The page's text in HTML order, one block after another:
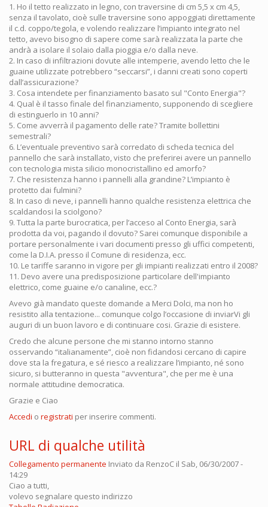
1. Ho il tetto realizzato in legno, con traversine di cm 5,5 x cm 4,5,
senza il tavolato, cioè sulle traversine sono appoggiati direttamente
il c.d. coppo/tegola, e volendo realizzare l’impianto integrato nel
tetto, avevo bisogno di sapere come sarà realizzata la parte che
andrà a isolare il solaio dalla pioggia e/o dalla neve.
2. In caso di infiltrazioni dovute alle intemperie, avendo letto che le
guaine utilizzate potrebbero “seccarsi”, i danni creati sono coperti
dall’assicurazione?
3. Cosa intendete per finanziamento basato sul "Conto Energia"?
4. Qual è il tasso finale del finanziamento, supponendo di scegliere
di estinguerlo in 10 anni?
5. Come avverrà il pagamento delle rate? Tramite bollettini
semestrali?
6. L’eventuale preventivo sarà corredato di scheda tecnica del
pannello che sarà installato, visto che preferirei avere un pannello
con tecnologia mista silicio monocristallino ed amorfo?
7. Che resistenza hanno i pannelli alla grandine? L’impianto è
protetto dai fulmini?
8. In caso di neve, i pannelli hanno qualche resistenza elettrica che
scaldandosi la sciolgono?
9. Tutta la parte burocratica, per l’acceso al Conto Energia, sarà
prodotta da voi, pagando il dovuto? Sarei comunque disponibile a
portare personalmente i vari documenti presso gli uffici competenti,
come la D.I.A. presso il Comune di residenza, ecc.
10. Le tariffe saranno in vigore per gli impianti realizzati entro il 2008?
11. Devo avere una predisposizione particolare dell'impianto
elettrico, come guaine e/o canaline, ecc.?
Avevo già mandato queste domande a Merci Dolci, ma non ho
resistito alla tentazione... comunque colgo l’occasione di inviarVi gli
auguri di un buon lavoro e di continuare cosi. Grazie di esistere.
Credo che alcune persone che mi stanno intorno stanno
osservando “italianamente”, cioè non fidandosi cercano di capire
dove sta la fregatura, e sé riesco a realizzare l’impianto, né sono
sicuro, si butteranno in questa "avventura", che per me è una
normale attitudine democratica.
Grazie e Ciao
Accedi o registrati per inserire commenti.
URL di qualche utilità
Collegamento permanente Inviato da RenzoC il Sab, 06/30/2007 -
14:29
Ciao a tutti,
volevo segnalare questo indirizzo